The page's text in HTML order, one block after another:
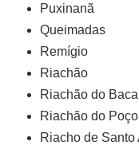
Puxinanã
Queimadas
Remígio
Riachão
Riachão do
Riachão do Poço
Riacho de Santo